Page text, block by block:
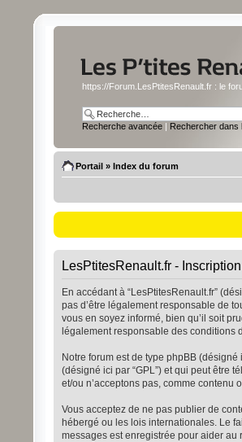
https://Forum.LesPtitesRenault.fr : le
Recherche avancée | Rechercher dans
Portail» Index du forum
LesPtitesRenault.fr - Inscription
En accédant à “LesPtitesRenault.fr”
pas d’être légalement responsable de
vous en soyez informé, bien qu’il soit
légalement responsable des conditions
Notre forum est de type phpBB (désigné
(désigné ici par “GPL”) et qui peut être
et/ou n’acceptons pas, comme
Vous acceptez de ne pas publier de
hébergé ou les lois internationales. Le
messages est enregistrée pour aider au